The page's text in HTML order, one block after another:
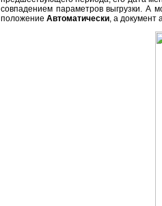
совпадением параметров выгрузки. А
положение Автоматически, а документ